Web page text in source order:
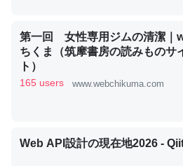
論文では「淡水はカルシウムも酸
利だから両方が拮抗してるのでは
いる鋏角類（カブトガニ・ウミグ
ずキチンを強化してる筈だが、酵
第一回 女性専用ジムの清潔｜
ちくま（筑摩書房の読みものサ
ト）
165 users www.webchikuma.com
Web API設計の現在地2026 -